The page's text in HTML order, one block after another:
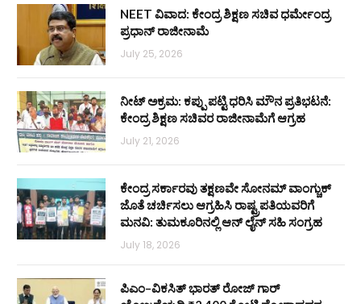
NEET ವಿವಾದ: ಕೇಂದ್ರ ಶಿಕ್ಷಣ ಸಚಿವ ಧರ್ಮೇಂದ್ರ
ಪ್ರಧಾನ್ ರಾಜೀನಾಮೆ
July 25, 2026
ನೀಟ್ ಅಕ್ರಮ: ಕಪ್ಪು ಪಟ್ಟಿ ಧರಿಸಿ ಮೌನ ಪ್ರತಿಭಟನೆ:
ಕೇಂದ್ರ ಶಿಕ್ಷಣ ಸಚಿವರ ರಾಜೀನಾಮೆಗೆ ಆಗ್ರಹ
July 21, 2026
ಕೇಂದ್ರ ಸರ್ಕಾರವು ತಕ್ಷಣವೇ ಸೋನಮ್ ವಾಂಗ್ಚುಕ್
ಜೊತೆ ಚರ್ಚಿಸಲು ಆಗ್ರಹಿಸಿ ರಾಷ್ಟ್ರಪತಿಯವರಿಗೆ
ಮನವಿ: ತುಮಕೂರಿನಲ್ಲಿ ಆನ್‌ ಲೈನ್ ಸಹಿ ಸಂಗ್ರಹ
July 18, 2026
ಪಿಎಂ–ವಿಕಸಿತ್ ಭಾರತ್ ರೋಜ್‌ ಗಾರ್